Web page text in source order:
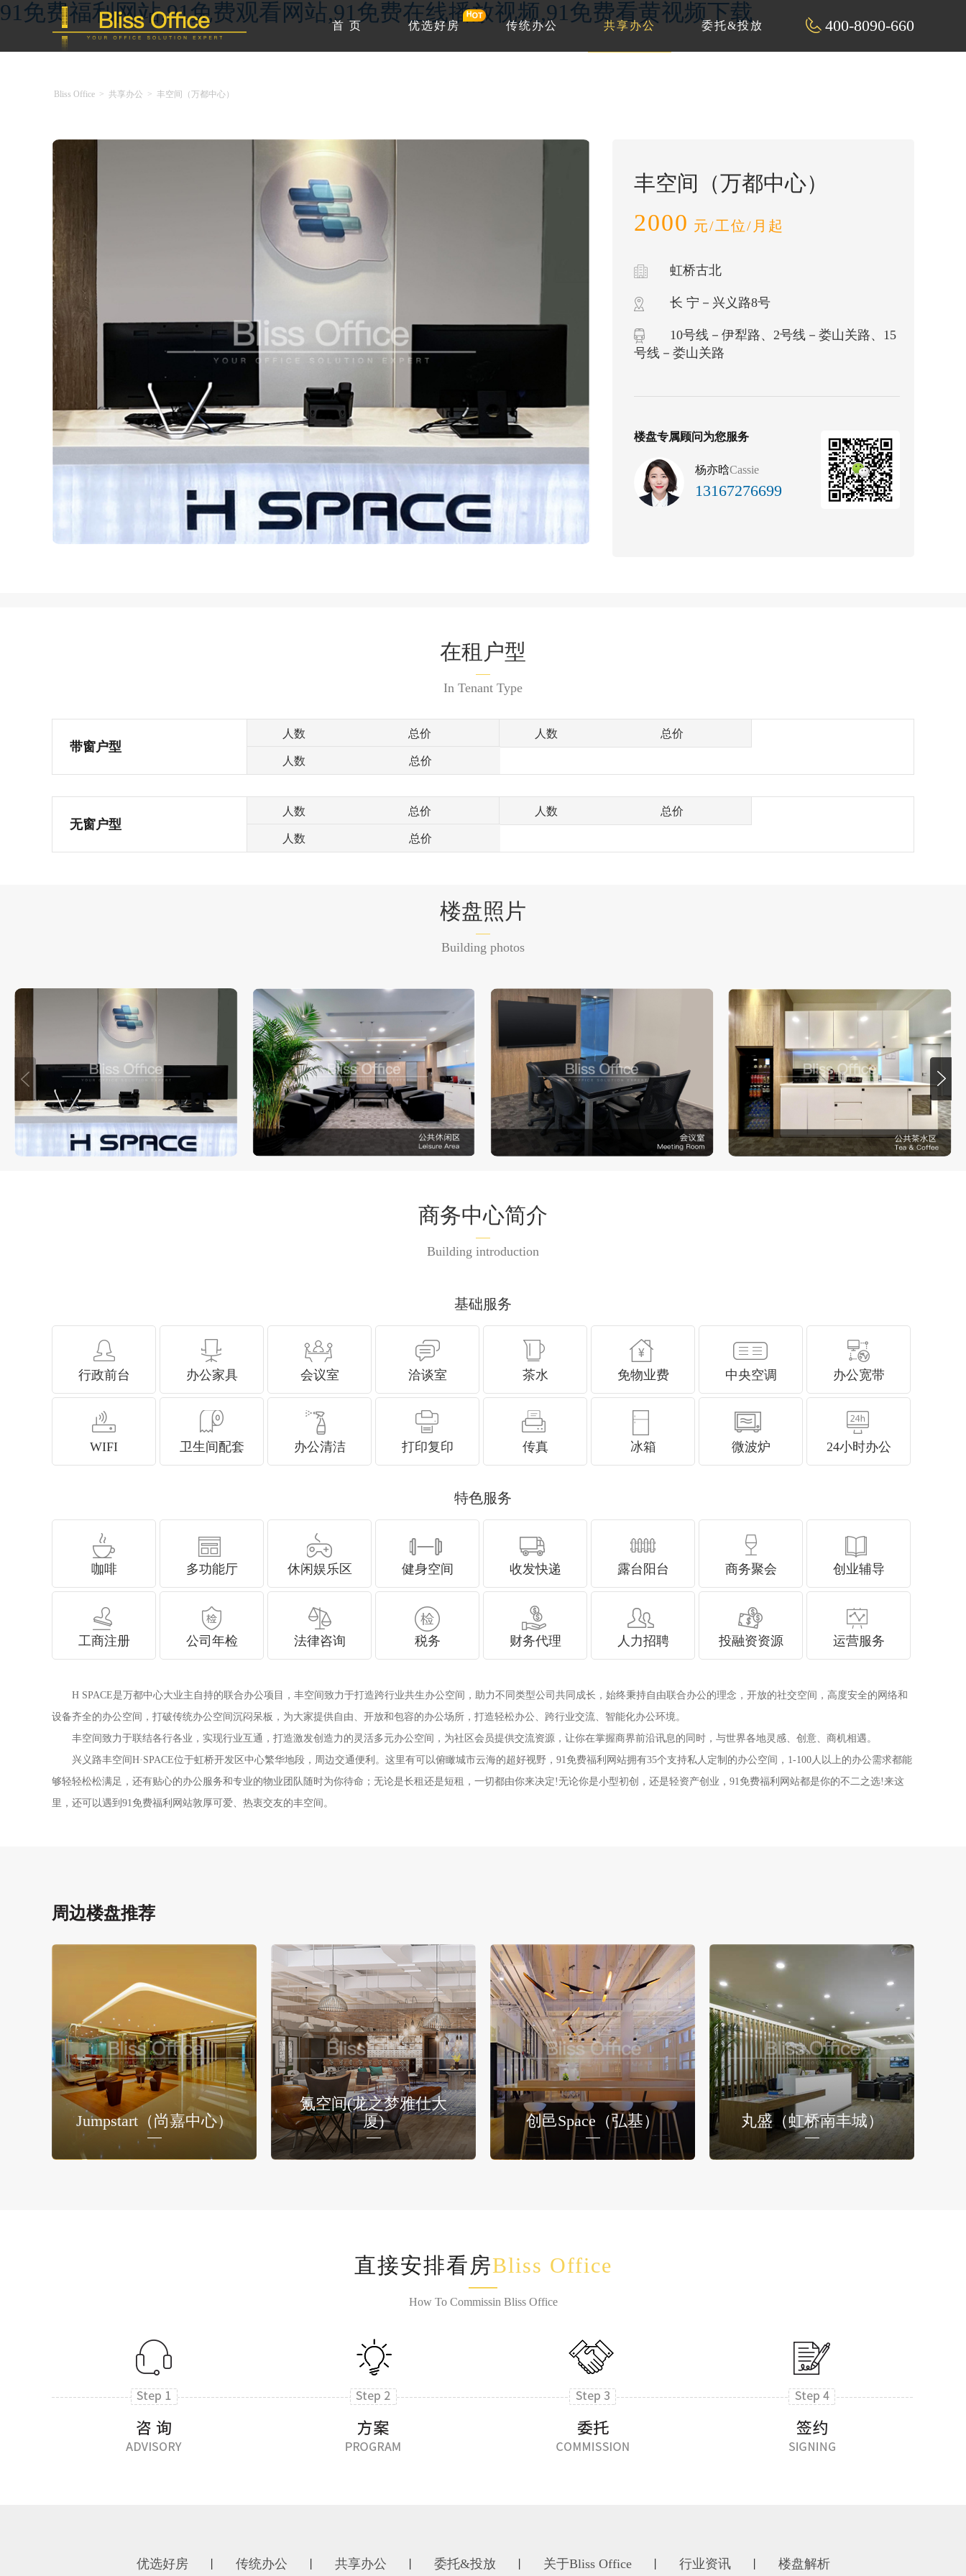
91免费福利网站,91免费观看网站,91免费在线播放视频,91免费看黄视频下载
400-8090-660
首 页 优选好房 传统办公 共享办公 委托&投放
Bliss Office > 共享办公 > 丰空间（万都中心）
丰空间（万都中心）
2000 元/工位/月起
虹桥古北
长 宁－兴义路8号
10号线－伊犁路、2号线－娄山关路、15
号线－娄山关路
楼盘专属顾问为您服务
杨亦晗Cassie
13167276699
在租户型
In Tenant Type
带窗户型
人数 总价 人数 总价
人数 总价
无窗户型
人数 总价 人数 总价
人数 总价
楼盘照片
Building photos
商务中心简介
Building introduction
基础服务
行政前台 办公家具 会议室 洽谈室 茶水 免物业费 中央空调 办公宽带
WIFI 卫生间配套 办公清洁 打印复印 传真 冰箱 微波炉 24小时办公
特色服务
咖啡 多功能厅 休闲娱乐区 健身空间 收发快递 露台阳台 商务聚会 创业辅导
工商注册 公司年检 法律咨询 税务 财务代理 人力招聘 投融资资源 运营服务
H SPACE是万都中心大业主自持的联合办公项目，丰空间致力于打造跨行业共生办公空间，助力不同类型公司共同成长，始终秉持自由联合办公的理念，开放的社交空间，高度安全的网络和
设备齐全的办公空间，打破传统办公空间沉闷呆板，为大家提供自由、开放和包容的办公场所，打造轻松办公、跨行业交流、智能化办公环境。
丰空间致力于联结各行各业，实现行业互通，打造激发创造力的灵活多元办公空间，为社区会员提供交流资源，让你在掌握商界前沿讯息的同时，与世界各地灵感、创意、商机相遇。
兴义路丰空间H·SPACE位于虹桥开发区中心繁华地段，周边交通便利。这里有可以俯瞰城市云海的超好视野，91免费福利网站拥有35个支持私人定制的办公空间，1-100人以上的办公需求都能
够轻轻松松满足，还有贴心的办公服务和专业的物业团队随时为你待命；无论是长租还是短租，一切都由你来决定!无论你是小型初创，还是轻资产创业，91免费福利网站都是你的不二之选!来这
里，还可以遇到91免费福利网站敦厚可爱、热衷交友的丰空间。
周边楼盘推荐
Jumpstart（尚嘉中心）
氪空间(龙之梦雅仕大
厦)
创邑Space（弘基） 丸盛（虹桥南丰城）
直接安排看房Bliss Office
How To Commissin Bliss Office
优选好房 传统办公 共享办公 委托&投放 关于Bliss Office 行业资讯 楼盘解析